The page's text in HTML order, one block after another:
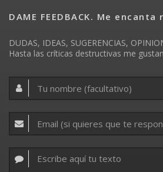
DAME FEEDBACK. Me
DUDAS, IDEAS, SUGERENCIAS,
Hasta las críticas destructivas me